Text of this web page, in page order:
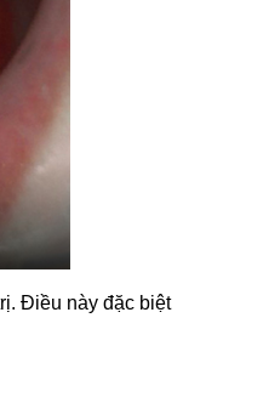
Điều này đặc biệt